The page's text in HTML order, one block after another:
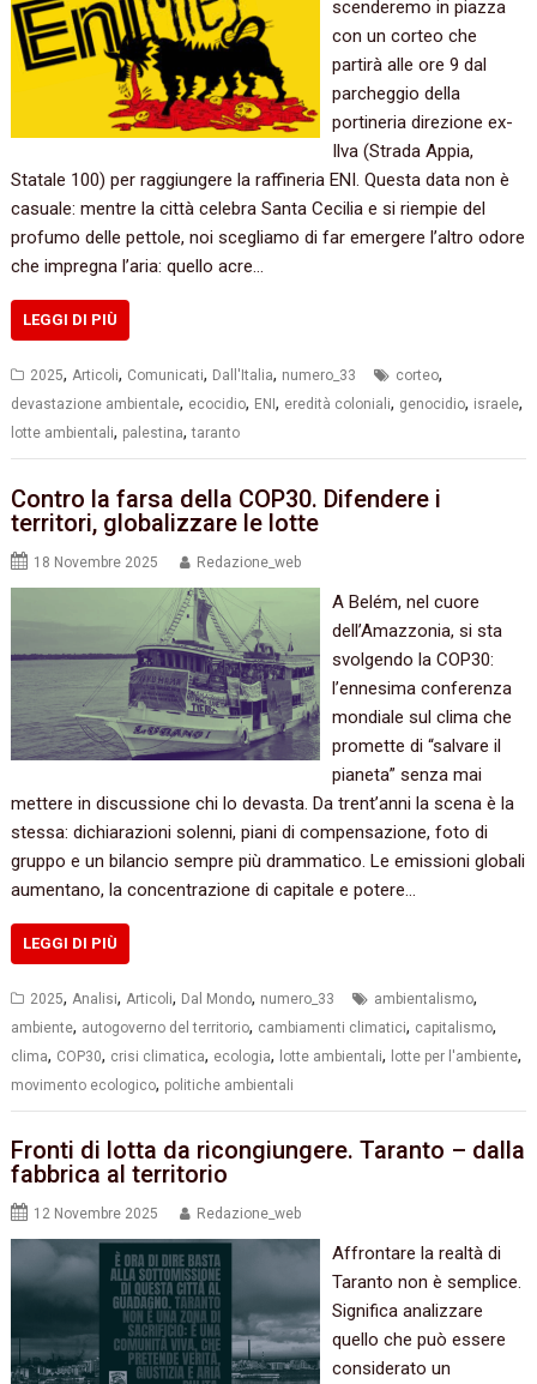
scenderemo in piazza
con un corteo che
partirà alle ore 9 dal
parcheggio della
portineria direzione ex-
Ilva (Strada Appia,
Statale 100) per raggiungere la raffineria ENI. Questa data non è
casuale: mentre la città celebra Santa Cecilia e si riempie del
profumo delle pettole, noi scegliamo di far emergere l’altro odore
che impregna l’aria: quello acre…
LEGGI DI PIÙ
2025,Articoli, Comunicati, Dall'Italia, numero_33 corteo,
devastazione ambientale, ecocidio, ENI, eredità coloniali, genocidio, israele,
lotte ambientali, palestina,taranto
Contro la farsa della COP30. Difendere i
territori, globalizzare le lotte
18 Novembre 2025 Redazione_web
A Belém, nel cuore
dell’Amazzonia, si sta
svolgendo la COP30:
l’ennesima conferenza
mondiale sul clima che
promette di “salvare il
pianeta” senza mai
mettere in discussione chi lo devasta. Da trent’anni la scena è la
stessa: dichiarazioni solenni, piani di compensazione, foto di
gruppo e un bilancio sempre più drammatico. Le emissioni globali
aumentano, la concentrazione di capitale e potere…
LEGGI DI PIÙ
2025, Analisi, Articoli, Dal Mondo, numero_33 ambientalismo,
ambiente, autogoverno del territorio, cambiamenti climatici, capitalismo,
clima, COP30, crisi climatica, ecologia, lotte ambientali, lotte per l'ambiente,
movimento ecologico, politiche ambientali
Fronti di lotta da ricongiungere. Taranto – dalla
fabbrica al territorio
12 Novembre 2025 Redazione_web
Affrontare la realtà di
Taranto non è semplice.
Significa analizzare
quello che può essere
considerato un